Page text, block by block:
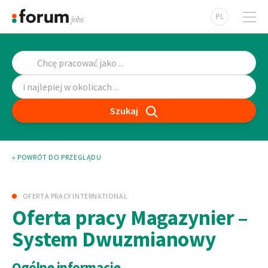
PL
Szukaj
« POWRÓT DO PRZEGLĄDU
OFERTA PRACY INTERNATIONAL
Oferta pracy Magazynier –
System Dwuzmianowy